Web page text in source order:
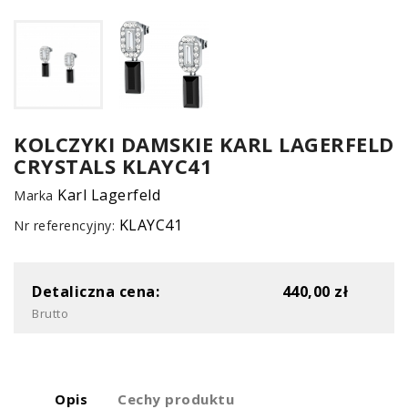
KOLCZYKI DAMSKIE KARL LAGERFELD
CRYSTALS KLAYC41
Marka Karl Lagerfeld
Nr referencyjny: KLAYC41
Detaliczna cena: 440,00 zł
Brutto
Opis Cechy produktu